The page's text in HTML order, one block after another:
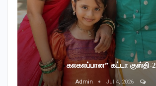
கலகலப்பான” கட்டா குஸ்தி-2
Admin Jul 4, 2026